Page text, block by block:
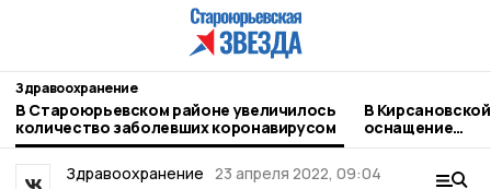
Здравоохранение
В Староюрьевском районе увеличилось
количество заболевших коронавирусом
В
оснащение
Здравоохранение 23 апреля 2022, 09:04